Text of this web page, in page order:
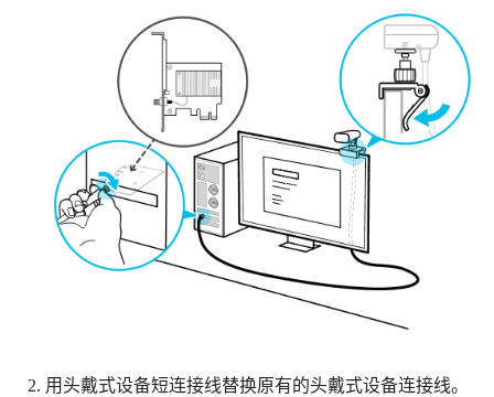
用头戴式设备短连接线替换原有的头戴式设备连接线。